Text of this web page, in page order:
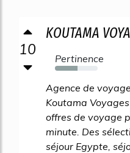
10
KOUTAMA
Pertinence
53%
Agence de
Koutama
offres de voyage
minute. Des
séjour Egypte,